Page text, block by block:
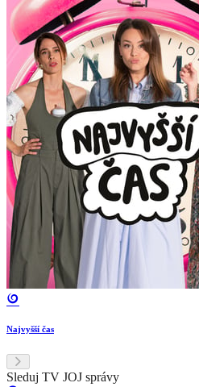
Najvyšší čas
Sleduj TV JOJ správy